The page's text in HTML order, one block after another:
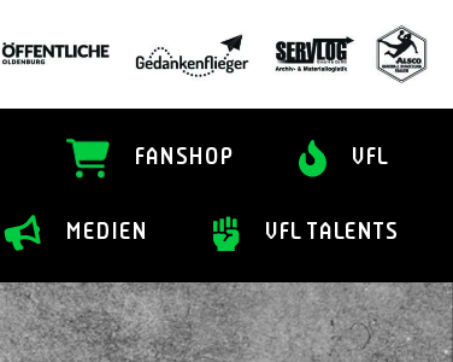
FANSHOP VFL
MEDIEN VFL TALENTS